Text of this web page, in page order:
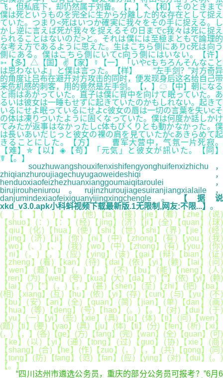
飞，但私底下，却仍然属于刘备。【，】↖【和】そのときまで
僕は死というものを完全に生から分離した的な存在として捉え
ていた。つまり<死はいつか確実に我々をその手に捉える。し
かし逆に言えば死が我々を捉えるその日までc我々は死に捉え
られることはないのだ>と。それは僕には至極まともで論理的
な考え方であるように思えた。生はこちら側にありc死は向う
側にある。僕はこちら側にいてc向う側にはいない。【许】
➳【多】△【国】✌【家】☿【一】「いやcもちろんそんなこと
は思わないよ」と僕は言った。【样】 “左手剑？”对方奇异
的角度让吕布在避开对方攻击的同时，便发现身后这名给自己带
来危机感的刺客，用的竟然是左手剑。【，】☁【中】朝になる
と雨はあがっていた。直子は僕に背中を向けて眠っていた。あ
るいは彼女は一睡もせずに起きていたのかもしれない。起きて
いるにせよ眠っているにせよc彼女の唇は一切の言葉を失いcそ
の体は凍りついたように固くなっていた。僕は何度か話しかけ
てみたが返事はなかったしc体もぴくりとも動かなかった。僕
は長いあいだじっと彼女の裸の肩を見ていたがcあきらめて起
きることにした。【方】 曹军大营中，气氛一片死寂。
【难】✯【以】◈【苟】「元気」と彼女が訊いた。【同】
☤【。】
souzhuwangshouxifenxishifengyonghuifenxizhichu，
zhiqianzhuroujiagechuyugaoweideshiqi，
henduoxiaofeizhezhuanxianggoumaiqitaroulei，
birujirouheniurou。rujinzhuroujiagesuiranjiangxialaile，
danjumindexiaofeixiguanyijingxingchengle。
【据说
xkd_v3.0.apk小科蚪视频下载最新版.1无限制,网友:不限...】 。
( )【 】( )【 】(他)【ta】(接)【jie】(着)【zhe】(说)
【shuo】(：)【：】(经)【jing】(济)【ji】(全)【quan】(球)
【qiu】(化)【hua】(使)【shi】(世)【shi】(界)【jie】(经)
【jing】(济)【ji】(你)【ni】(中)【zhong】(有)【you】(我)
【wo】(、)【、】(我)【wo】(中)【zhong】(有)【you】(你)
【ni】(，)【，】(应)【ying】(该)【gai】(辩)【bian】(证)
【zheng】(看)【kan】(待)【dai】(依)【yi】(赖)【lai】(问)
【wen】(题)【ti】(，)【，】(不)【bu】(能)【neng】(人)
【ren】(为)【wei】(夸)【kua】(大)【da】(“)【“】(依)【yi】(赖)
【lai】(”)【”】(，)【，】(甚)【shen】(至)【zhi】(把)【ba】
(相)【xiang】(互)【hu】(依)【yi】(存)【cun】(与)【yu】(不)
【bu】(安)【an】(全)【quan】(简)【jian】(单)【dan】(画)
【hua】(等)【deng】(号)【hao】(。)【。】(对)【dui】(于)
【yu】(一)【yi】(些)【xie】(具)【ju】(体)【ti】(问)【wen】
(题)【ti】(要)【yao】(具)【ju】(体)【ti】(分)【fen】(析)【xi】
(，)【，】(各)【ge】(方)【fang】(完)【wan】(全)【quan】(可)
【ke】(以)【yi】(通)【tong】(过)【guo】(协)【xie】(商)
【shang】(合)【he】(作)【zuo】(，)【，】(共)【gong】(同)
【tong】(防)【fang】(范)【fan】(应)【ying】(对)【dui】(。)
【。】
“四川达州市遴选公务员，重庆的部分公务员可报考？”6月6